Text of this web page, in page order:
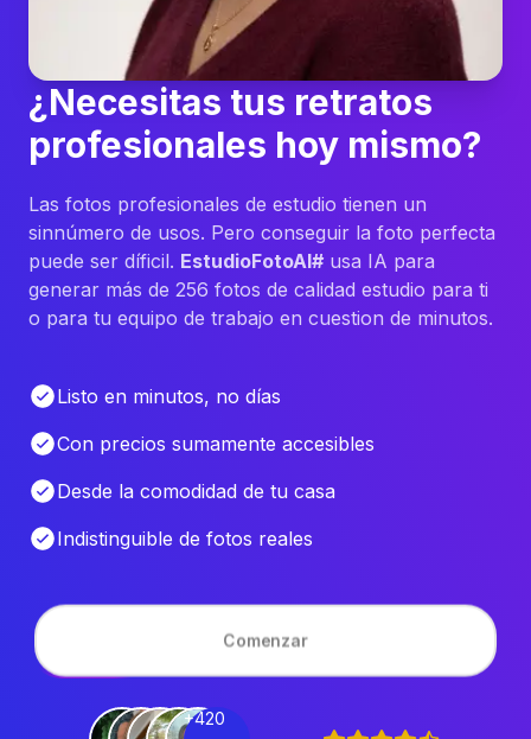
¿Necesitas tus retratos
profesionales hoy mismo?
Las fotos profesionales de estudio tienen un
sinnúmero de usos. Pero conseguir la foto perfecta
puede ser díficil. EstudioFotoAI# usa IA para
generar más de 256 fotos de calidad estudio para ti
o para tu equipo de trabajo en cuestion de minutos.
Listo en minutos, no días
Con precios sumamente accesibles
Desde la comodidad de tu casa
Indistinguible de fotos reales
Comenzar
+420